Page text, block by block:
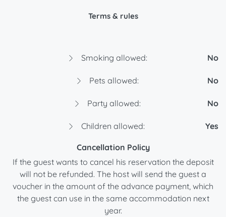
Terms & rules
Smoking allowed: No
Pets allowed: No
Party allowed: No
Children allowed: Yes
Cancellation Policy
If the guest wants to cancel his reservation the deposit
will not be refunded. The host will send the guest a
voucher in the amount of the advance payment, which
the guest can use in the same accommodation next
year.